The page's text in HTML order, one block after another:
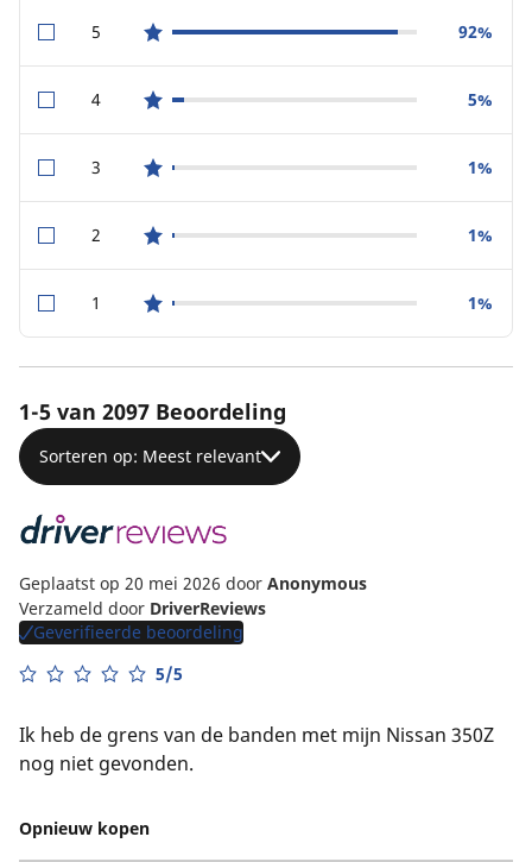
5star reviews 92%
4star reviews 5%
3star reviews 1%
2star reviews 1%
1star reviews 1%
1-5 van 2097 Beoordeling
Sorteren op: Meest relevant
Geplaatst op 20 mei 2026 door Anonymous
Verzameld door DriverReviews
Geverifieerde beoordeling
5/5
Ik heb de grens van de banden met mijn Nissan 350Z
nog niet gevonden.
Opnieuw kopen